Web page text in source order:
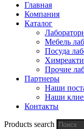
Главная
Компания
Каталог
Мебель
Посуда
Прочие
Партнеры
Наши
Наши
Контакты
Products search